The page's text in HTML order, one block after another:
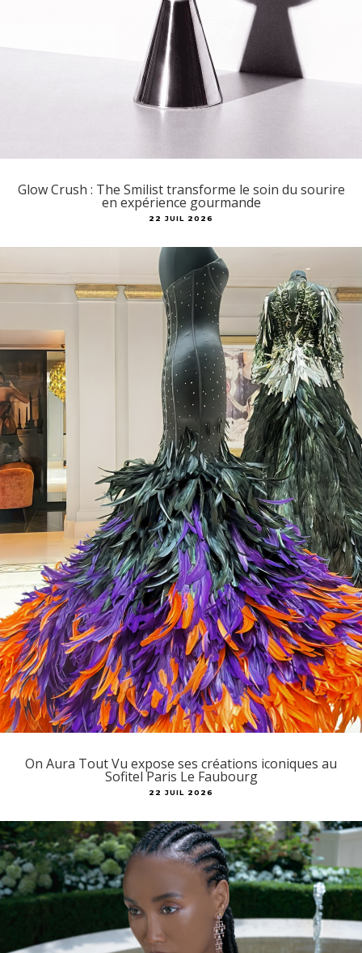
Glow Crush : The Smilist transforme le soin du sourire
en expérience gourmande
22 JUIL 2026
On Aura Tout Vu expose ses créations iconiques au
Sofitel Paris Le Faubourg
22 JUIL 2026